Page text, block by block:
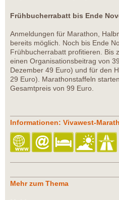
Frühbucherrabatt bis Ende
Anmeldungen für Marathon,
bereits möglich. Noch bis Ende
Frühbucherrabatt profitieren. Bis
einen Organisationsbeitrag von
Dezember 49 Euro) und für den
29 Euro). Marathonstaffeln
Gesamtpreis von 99 Euro.
Informationen: Vivawest-
Mehr zum Thema